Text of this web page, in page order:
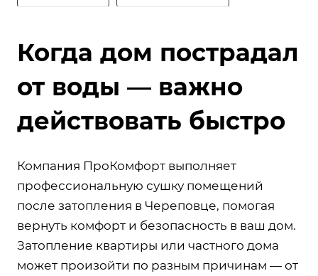
Когда дом пострадал
от воды — важно
действовать быстро
Компания ПроКомфорт выполняет
профессиональную сушку помещений
после затопления в Череповце, помогая
вернуть комфорт и безопасность в ваш дом.
Затопление квартиры или частного дома
может произойти по разным причинам — от